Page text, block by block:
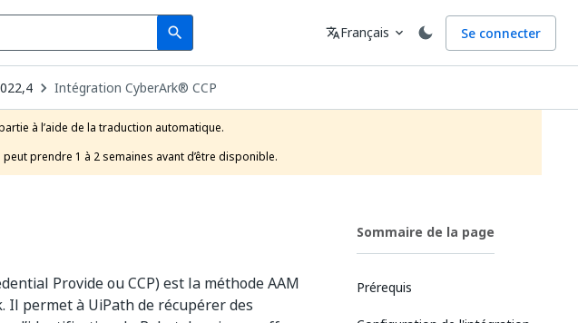
search
Search Langue
translateFrançais expand_more Se connecter
Intégration CyberArk® CCP
à l’aide de la traduction automatique.
prendre 1 à 2 semaines avant d’être disponible.
Provide ou CCP) est la méthode AAM
permet à UiPath de récupérer des
Sommaire de la page
Prérequis